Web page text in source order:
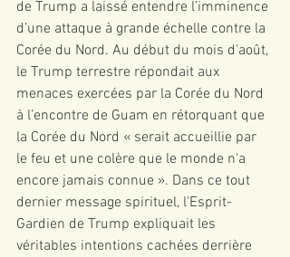
de Trump a laissé entendre l’imminence
d’une attaque à grande échelle contre la
Corée du Nord. Au début du mois d'août,
le Trump terrestre répondait aux
menaces exercées par la Corée du Nord
à l’encontre de Guam en rétorquant que
la Corée du Nord « serait accueillie par
le feu et une colère que le monde n'a
encore jamais connue ». Dans ce tout
dernier message spirituel, l'Esprit-
Gardien de Trump expliquait les
véritables intentions cachées derrière